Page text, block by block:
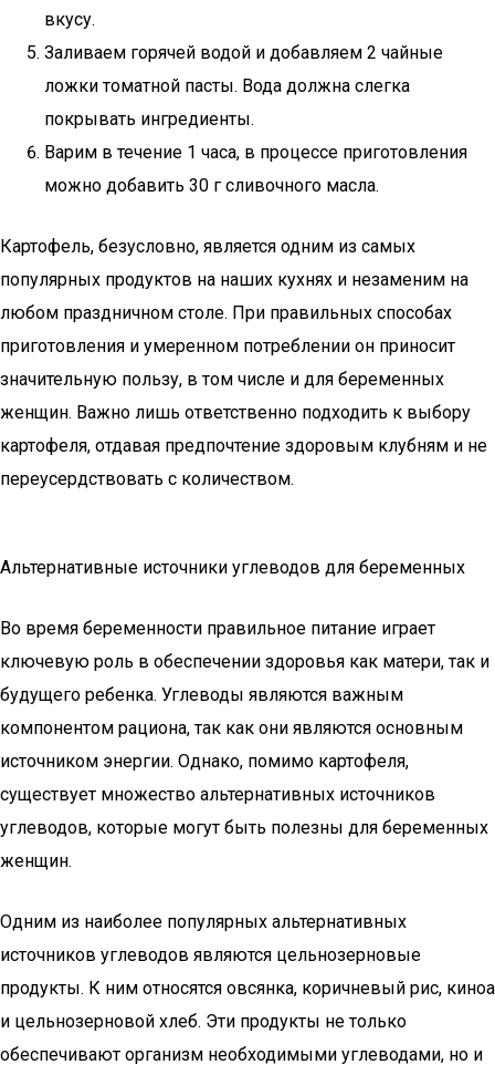
вкусу.
Заливаем горячей водой и добавляем 2 чайные
ложки томатной пасты. Вода должна слегка
покрывать ингредиенты.
Варим в течение 1 часа, в процессе приготовления
можно добавить 30 г сливочного масла.
Картофель, безусловно, является одним из самых
популярных продуктов на наших кухнях и незаменим на
любом праздничном столе. При правильных способах
приготовления и умеренном потреблении он приносит
значительную пользу, в том числе и для беременных
женщин. Важно лишь ответственно подходить к выбору
картофеля, отдавая предпочтение здоровым клубням и не
переусердствовать с количеством.
Альтернативные источники углеводов для беременных
Во время беременности правильное питание играет
ключевую роль в обеспечении здоровья как матери, так и
будущего ребенка. Углеводы являются важным
компонентом рациона, так как они являются основным
источником энергии. Однако, помимо картофеля,
существует множество альтернативных источников
углеводов, которые могут быть полезны для беременных
женщин.
Одним из наиболее популярных альтернативных
источников углеводов являются цельнозерновые
продукты. К ним относятся овсянка, коричневый рис, киноа
и цельнозерновой хлеб. Эти продукты не только
обеспечивают организм необходимыми углеводами, но и